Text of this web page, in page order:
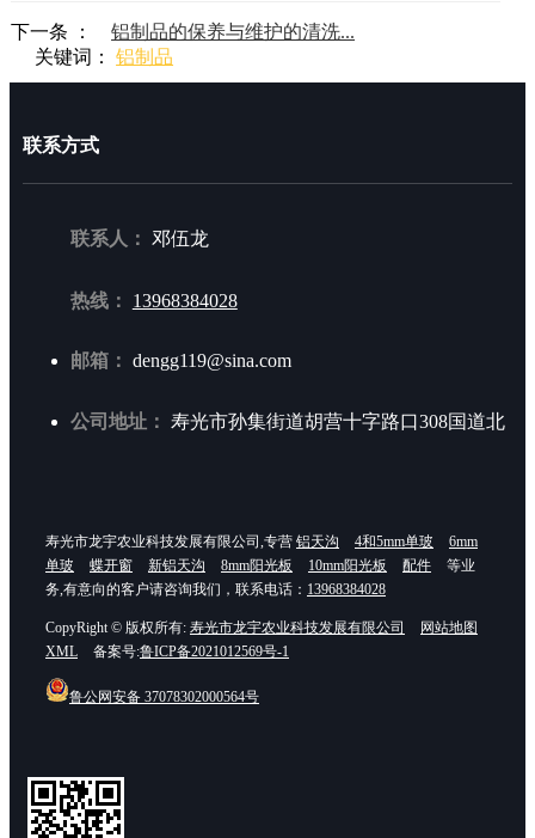
下一条 ：
铝制品的保养与维护的清洗...
关键词：铝制品
联系方式
联系人： 邓伍龙
热线： 13968384028
邮箱： dengg119@sina.com
公司地址： 寿光市孙集街道胡营十字路口308国道北
寿光市龙宇农业科技发展有限公司,专营 铝天沟 4和5mm单玻
6mm
单玻
蝶开窗 新铝天沟 8mm阳光板 10mm阳光板 配件
等业
务,有意向的客户请咨询我们，联系电话： 13968384028
CopyRight © 版权所有: 寿光市龙宇农业科技发展有限公司
网站地图
XML
备案号:鲁ICP备2021012569号-1
鲁公网安备 37078302000564号